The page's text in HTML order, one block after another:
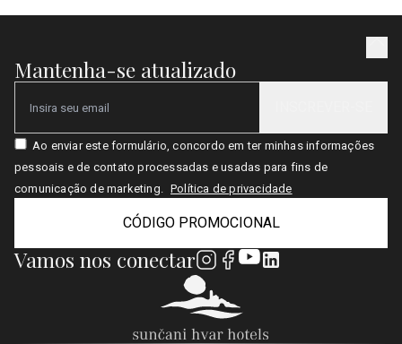
Mantenha-se atualizado
Email
Ao enviar este formulário, concordo em ter minhas informações
pessoais e de contato processadas e usadas para fins de
comunicação de marketing. Política de privacidade
CÓDIGO PROMOCIONAL
Vamos nos conectar